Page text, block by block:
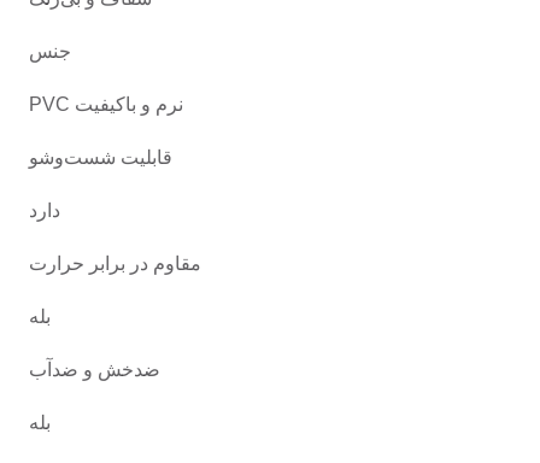
جنس
PVC نرم و باکیفیت
قابلیت شست‌وشو
دارد
مقاوم در برابر حرارت
بله
ضدخش و ضدآب
بله